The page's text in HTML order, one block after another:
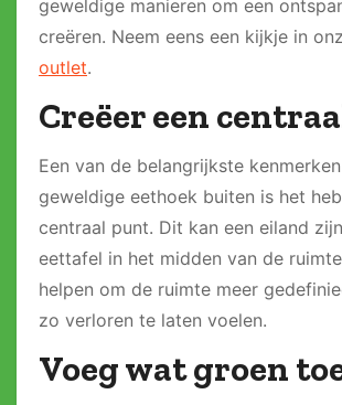
geweldige manieren om een
creëren. Neem eens een kijkje in
outlet.
Creëer een
Een van de belangrijkste
geweldige eethoek buiten is het
centraal punt. Dit kan een eiland
eettafel in het midden van de
helpen om de ruimte meer
zo verloren te laten voelen.
Voeg wat groen